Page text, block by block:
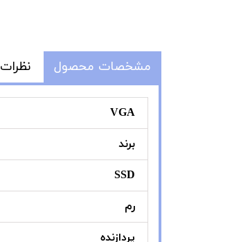
مشخصات محصول نظرات
VGA
برند
SSD
رم
پردازنده